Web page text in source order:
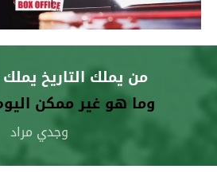
من يملك التاريخ
وما هو غير ممكن
وجدي مراد